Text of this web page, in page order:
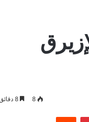
8
بينتيريست